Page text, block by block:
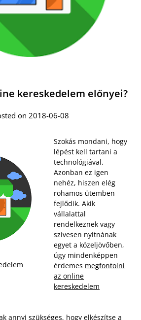
kereskedelem előnyei?
on 2018-06-08
Szokás mondani, hogy
lépést kell tartani a
technológiával.
Azonban ez igen
nehéz, hiszen elég
rohamos ütemben
fejlődik. Akik
vállalattal
rendelkeznek vagy
szívesen nyitnának
egyet a közeljövőben,
úgy mindenképpen
érdemes megfontolni
az online
kereskedelem
annyi szükséges, hogy elkészítse a